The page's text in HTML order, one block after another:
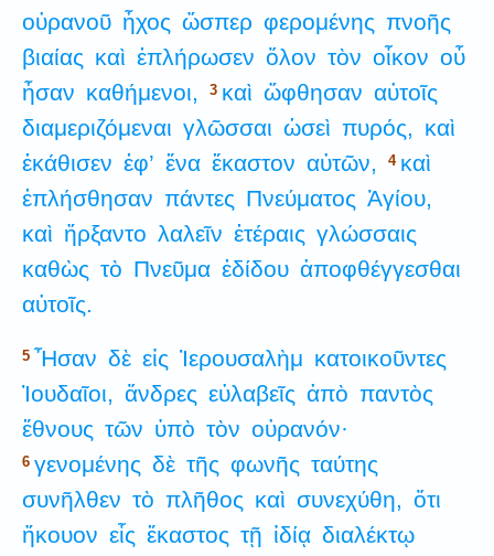
οὐρανοῦ ἦχος ὥσπερ φερομένης πνοῆς
βιαίας καὶ ἐπλήρωσεν ὅλον τὸν οἶκον οὗ
ἦσαν καθήμενοι, 3 καὶ ὤφθησαν αὐτοῖς
διαμεριζόμεναι γλῶσσαι ὡσεὶ πυρός,
καὶ
ἐκάθισεν ἐφ’ ἕνα ἕκαστον αὐτῶν, 4 καὶ
ἐπλήσθησαν πάντες Πνεύματος Ἁγίου,
καὶ ἤρξαντο λαλεῖν ἑτέραις γλώσσαις
καθὼς τὸ Πνεῦμα ἐδίδου ἀποφθέγγεσθαι
αὐτοῖς.
5 Ἦσαν δὲ εἰς Ἰερουσαλὴμ κατοικοῦντες
Ἰουδαῖοι, ἄνδρες εὐλαβεῖς ἀπὸ παντὸς
ἔθνους τῶν ὑπὸ τὸν οὐρανόν·
6 γενομένης δὲ τῆς φωνῆς ταύτης
συνῆλθεν τὸ πλῆθος καὶ συνεχύθη, ὅτι
ἤκουον εἷς ἕκαστος τῇ ἰδίᾳ διαλέκτῳ